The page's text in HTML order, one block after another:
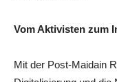
Vom Aktivisten zum
Mit der Post-Maidain